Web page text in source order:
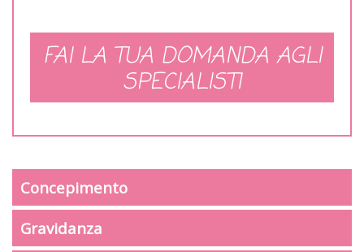
FAI LA TUA DOMANDA AGLI
SPECIALISTI
Concepimento
Gravidanza